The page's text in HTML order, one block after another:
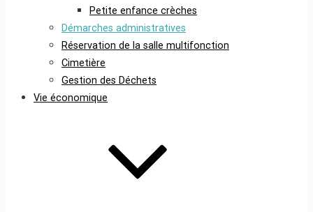
Petite enfance crèches
Démarches administratives
Réservation de la salle multifonction
Cimetière
Gestion des Déchets
Vie économique